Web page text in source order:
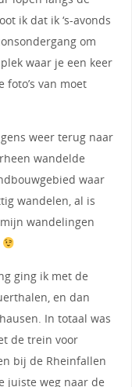
ik dat ik ‘s-avonds
om
waar je een keer
foto’s van moet
weer terug naar
wandelde
waar
wandelen, al is
wandelingen
ging ik met de
en dan
In totaal was
de trein voor
bij de Rheinfallen
juiste weg naar de